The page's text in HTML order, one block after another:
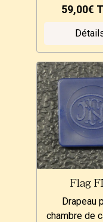
59,00€
Flag
Drapeau
chambre de